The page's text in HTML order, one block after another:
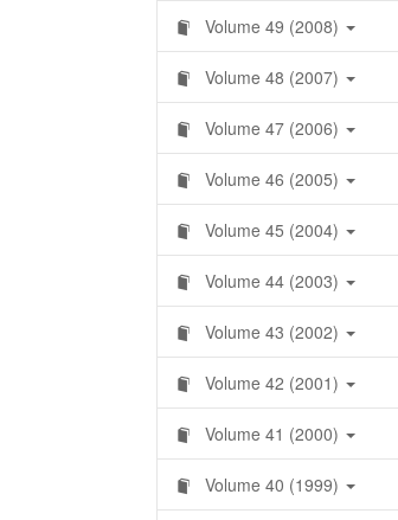
Volume 49 (2008)
Volume 48 (2007)
Volume 47 (2006)
Volume 46 (2005)
Volume 45 (2004)
Volume 44 (2003)
Volume 43 (2002)
Volume 42 (2001)
Volume 41 (2000)
Volume 40 (1999)